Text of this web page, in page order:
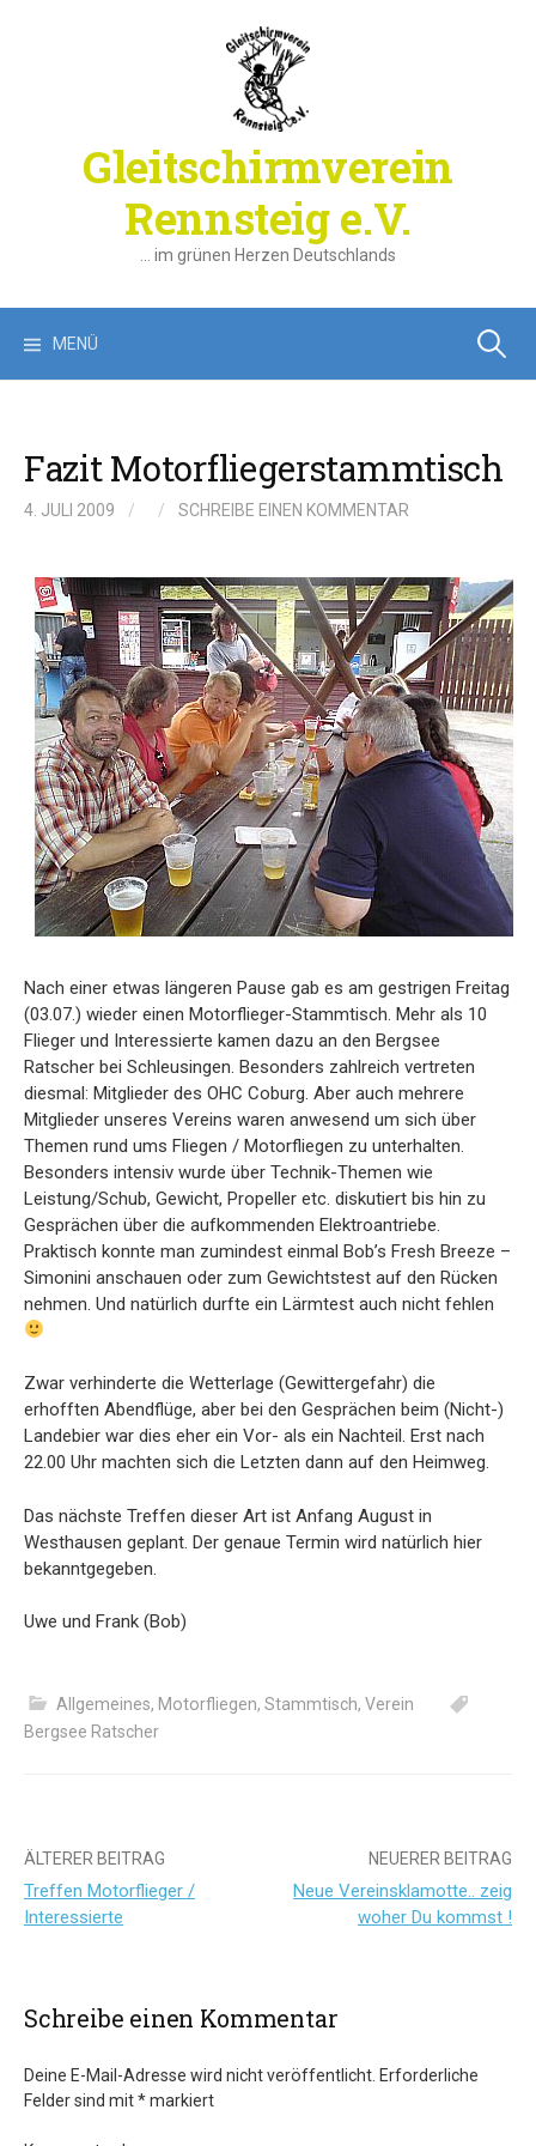
Gleitschirmverein
Rennsteig e.V.
… im grünen Herzen Deutschlands
MENÜ Suchen
Fazit Motorfliegerstammtisch
4. JULI 2009 / / SCHREIBE EINEN KOMMENTAR
Nach einer etwas längeren Pause gab es am gestrigen Freitag
(03.07.) wieder einen Motorflieger-Stammtisch. Mehr als 10
Flieger und Interessierte kamen dazu an den Bergsee
Ratscher bei Schleusingen. Besonders zahlreich vertreten
diesmal: Mitglieder des OHC Coburg. Aber auch mehrere
Mitglieder unseres Vereins waren anwesend um sich über
Themen rund ums Fliegen / Motorfliegen zu unterhalten.
Besonders intensiv wurde über Technik-Themen wie
Leistung/Schub, Gewicht, Propeller etc. diskutiert bis hin zu
Gesprächen über die aufkommenden Elektroantriebe.
Praktisch konnte man zumindest einmal Bob’s Fresh Breeze –
Simonini anschauen oder zum Gewichtstest auf den Rücken
nehmen. Und natürlich durfte ein Lärmtest auch nicht fehlen
Zwar verhinderte die Wetterlage (Gewittergefahr) die
erhofften Abendflüge, aber bei den Gesprächen beim (Nicht-)
Landebier war dies eher ein Vor- als ein Nachteil. Erst nach
22.00 Uhr machten sich die Letzten dann auf den Heimweg.
Das nächste Treffen dieser Art ist Anfang August in
Westhausen geplant. Der genaue Termin wird natürlich hier
bekanntgegeben.
Uwe und Frank (Bob)
Allgemeines, Motorfliegen, Stammtisch, Verein
Bergsee Ratscher
Beitrags-
Navigation
ÄLTERER BEITRAG
Treffen Motorflieger /
Interessierte
NEUERER BEITRAG
Neue Vereinsklamotte.. zeig
woher Du kommst !
Schreibe einen Kommentar
Deine E-Mail-Adresse wird nicht veröffentlicht. Erforderliche
Felder sind mit*markiert